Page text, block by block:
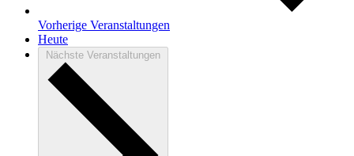
Vorherige Veranstaltungen
Heute
Nächste Veranstaltungen